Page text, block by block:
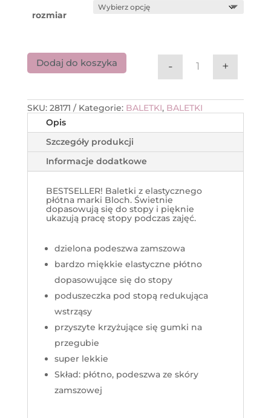
rozmiar
ilość Baletki
- +
Dodaj do koszyka
SKU: 28171 Kategorie: BALETKI, BALETKI
Opis
Szczegóły produkcji
Informacje dodatkowe
BESTSELLER! Baletki z elastycznego
płótna marki Bloch. Świetnie
dopasowują się do stopy i pięknie
ukazują pracę stopy podczas zajęć.
dzielona podeszwa zamszowa
bardzo miękkie elastyczne płótno
dopasowujące się do stopy
poduszeczka pod stopą redukująca
wstrząsy
przyszyte krzyżujące się gumki na
przegubie
super lekkie
Skład: płótno, podeszwa ze skóry
zamszowej